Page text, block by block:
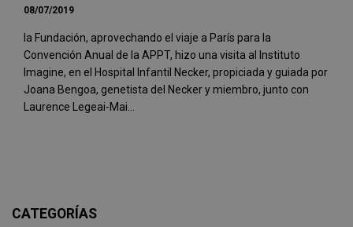
08/07/2019
la Fundación, aprovechando el viaje a París para la
Convención Anual de la APPT, hizo una visita al Instituto
Imagine, en el Hospital Infantil Necker, propiciada y guiada por
Joana Bengoa, genetista del Necker y miembro, junto con
Laurence Legeai-Mai...
CATEGORÍAS